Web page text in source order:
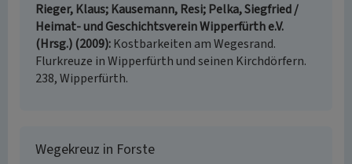
Rieger, Klaus; Kausemann, Resi; Pelka, Siegfried /
Heimat- und Geschichtsverein Wipperfürth e.V.
(Hrsg.) (2009) Kostbarkeiten am Wegesrand.
Flurkreuze in Wipperfürth und seinen Kirchdörfern.
238, Wipperfürth.
Wegekreuz in Forste